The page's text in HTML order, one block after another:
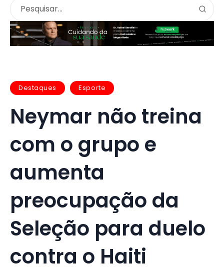
Destaques Esporte
Neymar não treina
com o grupo e
aumenta
preocupação da
Seleção para duelo
contra o Haiti